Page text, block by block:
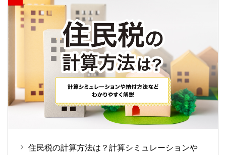
住民税の計算方法は？計算シミュレーションや